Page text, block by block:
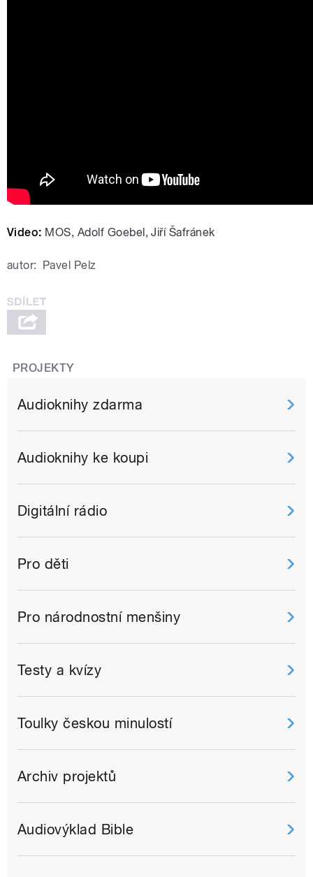
Video: MOS, Adolf Goebel, Jiří Šafránek
autor: Pavel Pelz
PROJEKTY
Audioknihy zdarma
Audioknihy ke koupi
Digitální rádio
Pro děti
Pro národnostní menšiny
Testy a kvízy
Toulky českou minulostí
Archiv projektů
Audiovýklad Bible